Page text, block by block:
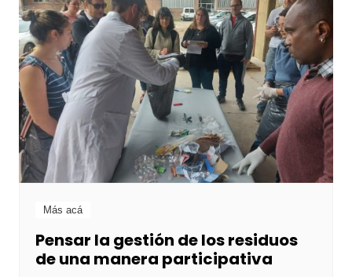
Más acá
Pensar la gestión de los residuos
de una manera participativa